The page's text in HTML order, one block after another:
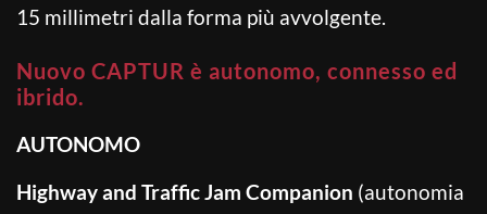
15 millimetri dalla forma più avvolgente.
Nuovo CAPTUR è autonomo, connesso ed
ibrido.
AUTONOMO
Highway and Traffic Jam Companion (autonomia